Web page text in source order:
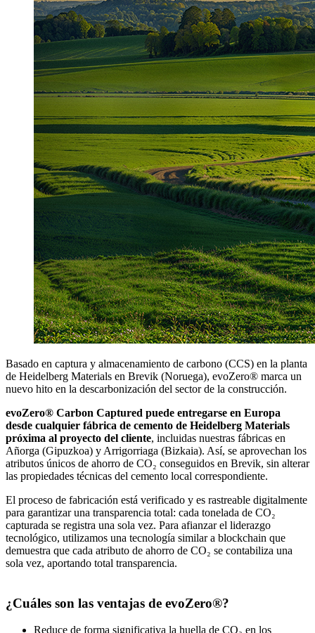
Basado en captura y almacenamiento de carbono (CCS) en la planta
de Heidelberg Materials en Brevik (Noruega), evoZero® marca un
nuevo hito en la descarbonización del sector de la construcción.
evoZero® Carbon Captured puede entregarse en Europa
desde cualquier fábrica de cemento de Heidelberg Materials
próxima al proyecto del cliente, incluidas nuestras fábricas en
Añorga (Gipuzkoa) y Arrigorriaga (Bizkaia). Así, se aprovechan los
atributos únicos de ahorro de CO₂ conseguidos en Brevik, sin alterar
las propiedades técnicas del cemento local correspondiente.
El proceso de fabricación está verificado y es rastreable digitalmente
para garantizar una transparencia total: cada tonelada de CO₂
capturada se registra una sola vez. Para afianzar el liderazgo
tecnológico, utilizamos una tecnología similar a blockchain que
demuestra que cada atributo de ahorro de CO₂ se contabiliza una
sola vez, aportando total transparencia.
¿Cuáles son las ventajas de evoZero®?
Reduce de forma significativa la huella de CO₂ en los